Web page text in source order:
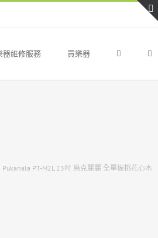
器維修服務 買樂器
Pukanala PT-M2L 23吋 烏克麗麗 全單板桃花心木